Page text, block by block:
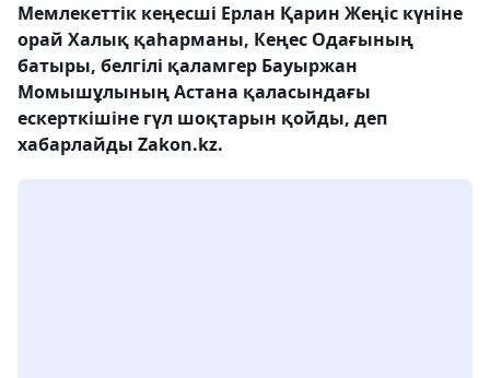
Мемлекеттік кеңесші Ерлан Қарин Жеңіс күніне
орай Халық қаһарманы, Кеңес Одағының
батыры, белгілі қаламгер Бауыржан
Момышұлының Астана қаласындағы
ескерткішіне гүл шоқтарын қойды, деп
хабарлайды Zakon.kz.